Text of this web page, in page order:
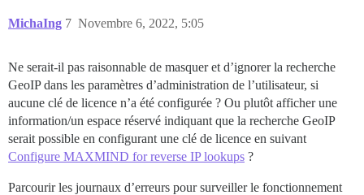
MichaIng Novembre 6, 2022, 5:05
7
Ne serait-il pas raisonnable de masquer et d’ignorer la recherche
GeoIP dans les paramètres d’administration de l’utilisateur, si
aucune clé de licence n’a été configurée ? Ou plutôt afficher une
information/un espace réservé indiquant que la recherche GeoIP
serait possible en configurant une clé de licence en suivant
Configure MAXMIND for reverse IP lookups ?
Parcourir les journaux d’erreurs pour surveiller le fonctionnement